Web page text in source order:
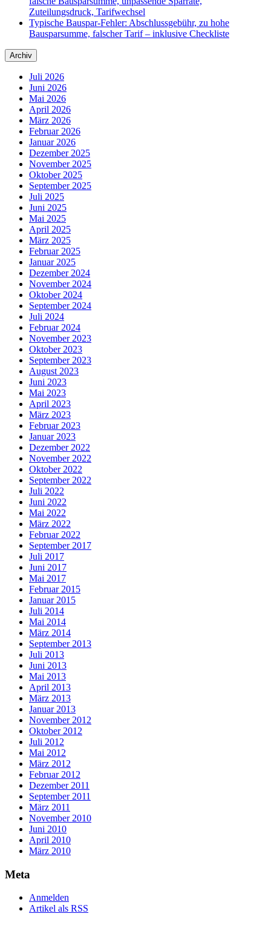
Zuteilungsdruck, Tarifwechsel
Typische Bauspar-Fehler: Abschlussgebühr, zu hohe
Bausparsumme, falscher Tarif – inklusive Checkliste
Archiv
Juli 2026
Juni 2026
Mai 2026
April 2026
März 2026
Februar 2026
Januar 2026
Dezember 2025
November 2025
Oktober 2025
September 2025
Juli 2025
Juni 2025
Mai 2025
April 2025
März 2025
Februar 2025
Januar 2025
Dezember 2024
November 2024
Oktober 2024
September 2024
Juli 2024
Februar 2024
November 2023
Oktober 2023
September 2023
August 2023
Juni 2023
Mai 2023
April 2023
März 2023
Februar 2023
Januar 2023
Dezember 2022
November 2022
Oktober 2022
September 2022
Juli 2022
Juni 2022
Mai 2022
März 2022
Februar 2022
September 2017
Juli 2017
Juni 2017
Mai 2017
Februar 2015
Januar 2015
Juli 2014
Mai 2014
März 2014
September 2013
Juli 2013
Juni 2013
Mai 2013
April 2013
März 2013
Januar 2013
November 2012
Oktober 2012
Juli 2012
Mai 2012
März 2012
Februar 2012
Dezember 2011
September 2011
März 2011
November 2010
Juni 2010
April 2010
März 2010
Meta
Anmelden
Artikel als RSS